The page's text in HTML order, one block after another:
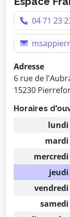
04 71 23
Adresse
6 rue de
15230
Horaires
lundi
mardi
mercredi
jeudi
vendredi
samedi